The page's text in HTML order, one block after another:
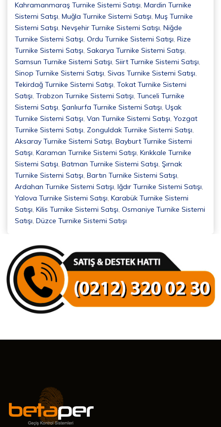
Kahramanmaraş Turnike Sistemi Satışı, Mardin Turnike
Sistemi Satışı, Muğla Turnike Sistemi Satışı, Muş Turnike
Sistemi Satışı, Nevşehir Turnike Sistemi Satışı, Niğde
Turnike Sistemi Satışı, Ordu Turnike Sistemi Satışı, Rize
Turnike Sistemi Satışı, Sakarya Turnike Sistemi Satışı,
Samsun Turnike Sistemi Satışı, Siirt Turnike Sistemi Satışı,
Sinop Turnike Sistemi Satışı, Sivas Turnike Sistemi Satışı,
Tekirdağ Turnike Sistemi Satışı, Tokat Turnike Sistemi
Satışı, Trabzon Turnike Sistemi Satışı, Tunceli Turnike
Sistemi Satışı, Şanlıurfa Turnike Sistemi Satışı, Uşak
Turnike Sistemi Satışı, Van Turnike Sistemi Satışı, Yozgat
Turnike Sistemi Satışı, Zonguldak Turnike Sistemi Satışı,
Aksaray Turnike Sistemi Satışı, Bayburt Turnike Sistemi
Satışı, Karaman Turnike Sistemi Satışı, Kırıkkale Turnike
Sistemi Satışı, Batman Turnike Sistemi Satışı, Şırnak
Turnike Sistemi Satışı, Bartın Turnike Sistemi Satışı,
Ardahan Turnike Sistemi Satışı, Iğdır Turnike Sistemi Satışı,
Yalova Turnike Sistemi Satışı, Karabük Turnike Sistemi
Satışı, Kilis Turnike Sistemi Satışı, Osmaniye Turnike Sistemi
Satışı, Düzce Turnike Sistemi Satışı